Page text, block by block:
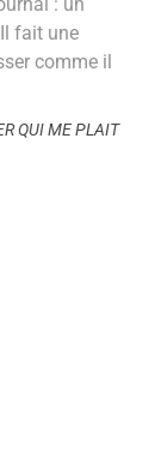
fait une
comme il
QUI ME PLAIT